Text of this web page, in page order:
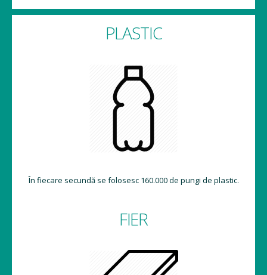
PLASTIC
În fiecare secundă se folosesc 160.000 de pungi de plastic.
FIER